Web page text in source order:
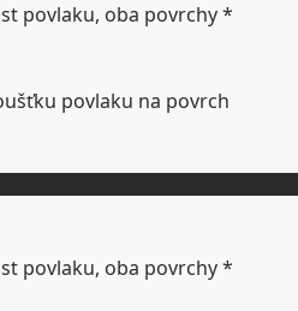
povlaku, oba povrchy *
povlaku na povrch
povlaku, oba povrchy *